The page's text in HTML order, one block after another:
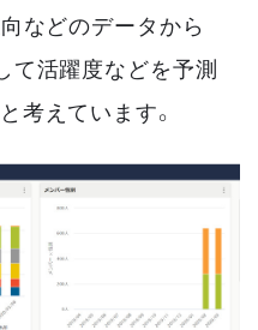
向などのデータから
て活躍度などを予測
考えています。